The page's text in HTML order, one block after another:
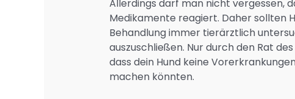
Allerdings darf man nicht vergessen,
Medikamente reagiert. Daher sollten
Behandlung immer tierärztlich
auszuschließen. Nur durch den Rat
dass dein Hund keine
machen könnten.